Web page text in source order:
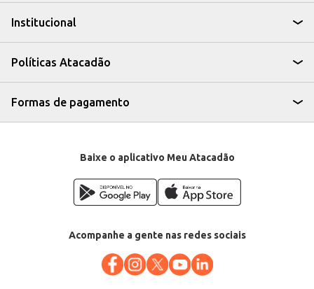
Institucional
Políticas Atacadão
Formas de pagamento
Baixe o aplicativo Meu Atacadão
Acompanhe a gente nas redes sociais